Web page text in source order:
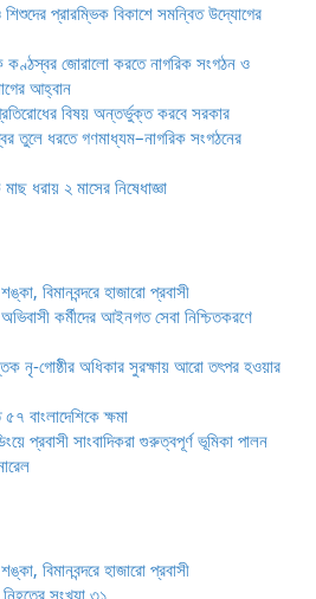
প্রারম্ভিক বিকাশে সমন্বিত উদ্যোগের
কণ্ঠস্বর জোরালো করতে নাগরিক সংগঠন ও
আহ্বান
বিষয় অন্তর্ভুক্ত করবে সরকার
তুলে ধরতে গণমাধ্যম–নাগরিক সংগঠনের
ধরায় ২ মাসের নিষেধাজ্ঞা
বিমানবন্দরে হাজারো প্রবাসী
কর্মীদের আইনগত সেবা নিশ্চিতকরণে
নৃ-গোষ্ঠীর অধিকার সুরক্ষায় আরো তৎপর হওয়ার
বাংলাদেশিকে ক্ষমা
প্রবাসী সাংবাদিকরা গুরুত্বপূর্ণ ভূমিকা পালন
বিমানবন্দরে হাজারো প্রবাসী
সংখ্যা ৩১